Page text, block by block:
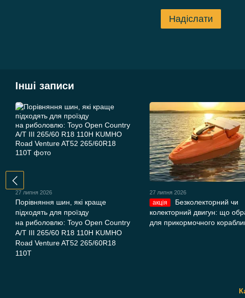
Надіслати
Інші записи
27 липня 2026
Порівняння шин, які краще
підходять для проїзду
на риболовлю: Toyo Open Country
A/T III 265/60 R18 110H KUMHO
Road Venture AT52 265/60R18
110T
27 липня 2026
акція
Безколекторний чи
колекторний двигун: що
для прикормочного